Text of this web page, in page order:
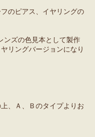
のピアス、イヤリングの
ンズの色見本として製作
リングバージョンになり
、Ａ、Ｂのタイプよりお